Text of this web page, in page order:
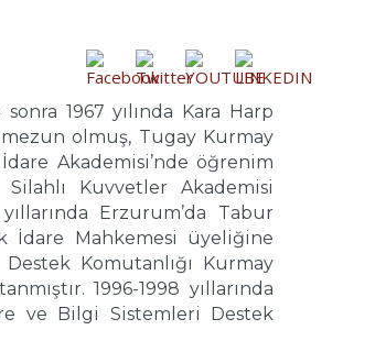
1967 yılında Kara Harp
mezun olmuş, Tugay Kurmay
Akademisi’nde öğrenim
Kuvvetler Akademisi
Erzurum’da Tabur
İdare Mahkemesi üyeliğine
Komutanlığı Kurmay
1996-1998 yıllarında
ve Bilgi Sistemleri Destek